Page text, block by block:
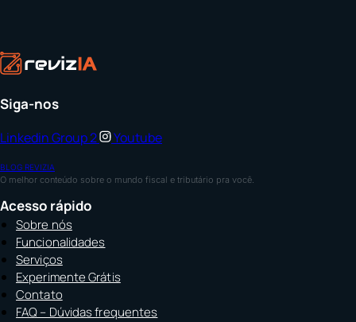
Siga-nos
LinkedinGroup 2 Youtube
BLOG REVIZIA
O melhor conteúdo sobre o mundo fiscal e tributário pra você.
Acesso rápido
Sobre nós
Funcionalidades
Serviços
Experimente Grátis
Contato
FAQ – Dúvidas frequentes